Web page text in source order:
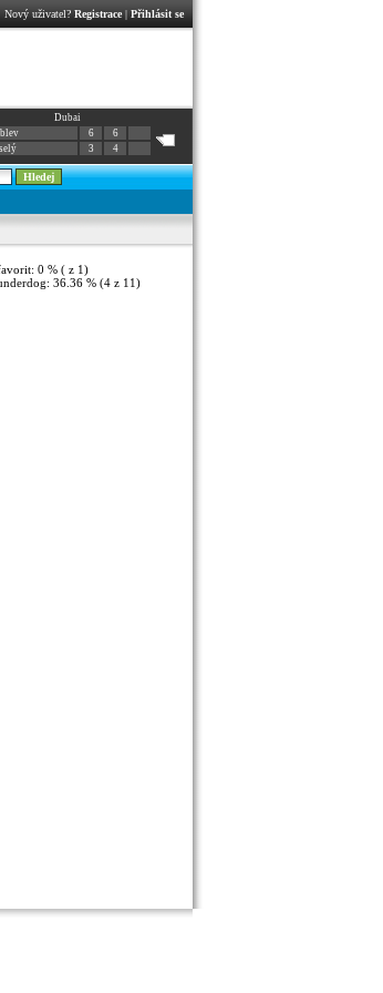
Nový uživatel? Registrace| Přihlásit se
Dubai
6
6
3 4
0 % ( z 1)
36.36 % (4 z 11)